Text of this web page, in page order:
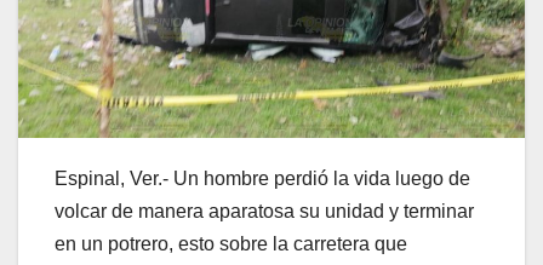
Espinal, Ver.- Un hombre perdió la vida luego de
volcar de manera aparatosa su unidad y terminar
en un potrero, esto sobre la carretera que